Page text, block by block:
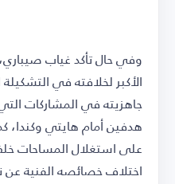
وفي حال تأكد غياب
الأكبر لخلافته في
جاهزيته في المشاركات
هدفين أمام هايتي وكندا،
على استغلال المساحات
اختلاف خصائصه الفنية عن